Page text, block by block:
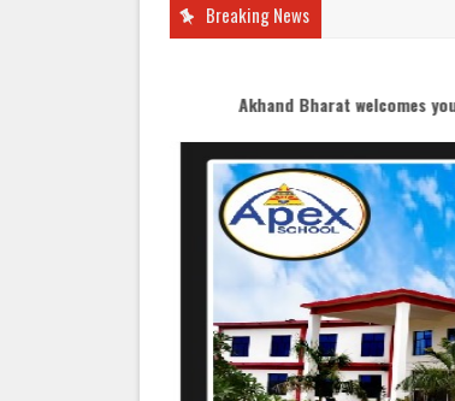
Breaking News
Akhand Bharat welcomes you